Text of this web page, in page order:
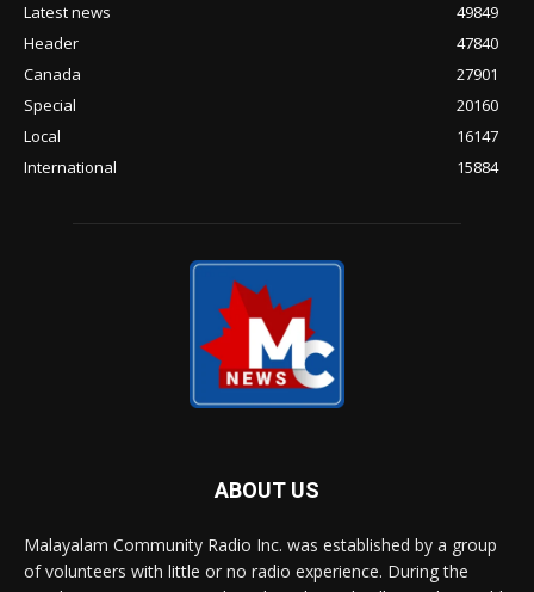
Latest news
49849
Header
47840
Canada
27901
Special
20160
Local
16147
International
15884
ABOUT US
Malayalam Community Radio Inc. was established by a group
of volunteers with little or no radio experience. During the